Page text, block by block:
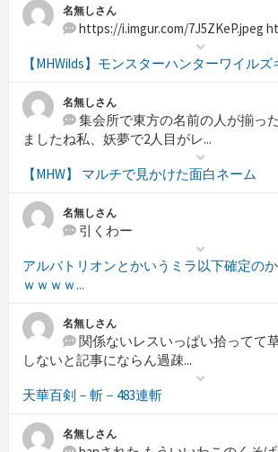
名無しさん
https://i.imgur.com/7J5ZKeP.jpeg
【MHWilds】モンスターハンターワイル
名無しさん
集会所で東方の名前の人が揃っ
ましたね私、妖夢で2人目がレ...
【MHW】 マルチで見かけた面白ネーム
名無しさん
引くわー
アルバトリオンとかいうミラ以下確定の
ｗｗｗｗ...
名無しさん
関係ないレスいっぱい拾ってて
しないと記事にならん過疎...
天華百剣－斬－483連斬
名無しさん